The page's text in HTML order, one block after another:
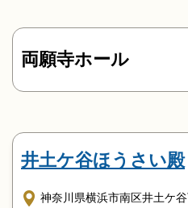
両願寺ホール
井土ケ谷ほうさい殿
神奈川県横浜市南区井土ケ